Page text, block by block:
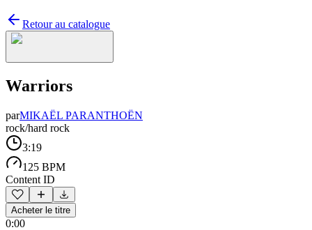
Retour au catalogue
Warriors
parMIKAËL PARANTHOËN
rock/hard rock
3:19
125 BPM
Content ID
Acheter le titre
0:00